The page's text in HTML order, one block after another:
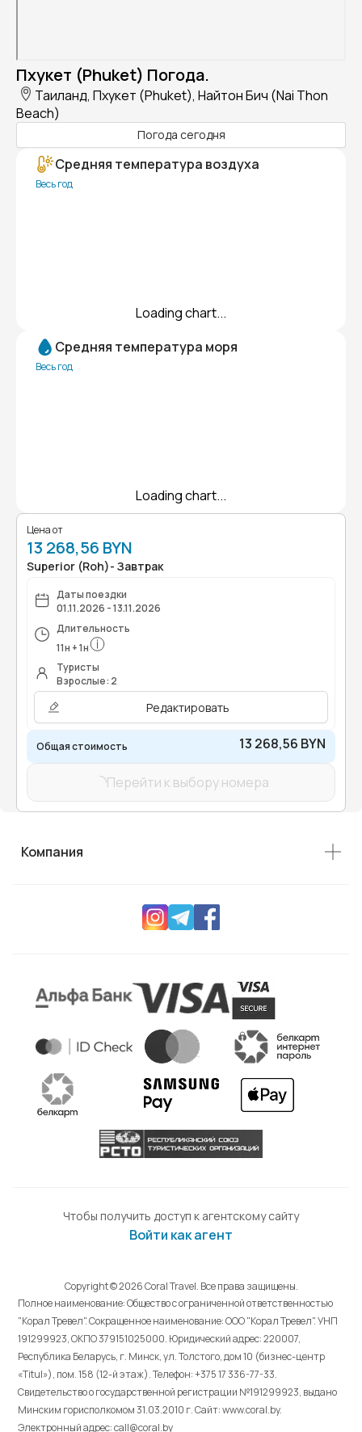
Пхукет (Phuket) Погода.
Таиланд, Пхукет (Phuket), Найтон Бич (Nai Thon
Beach)
Погода сегодня
Средняя температура воздуха
Весь год
Loading chart...
Средняя температура моря
Весь год
Loading chart...
Цена от
13 268,56 BYN
Superior (Roh)- Завтрак
Даты поездки
01.11.2026 - 13.11.2026
Длительность
11н +1н
Туристы
Взрослые: 2
Редактировать
Общая стоимость 13 268,56 BYN
Перейти к выбору номера
Компания
Чтобы получить доступ к агентскому сайту
Войти как агент
Copyright © 2026 Coral Travel. Все права защищены.
Полное наименование: Общество с ограниченной ответственностью
"Корал Тревел". Сокращенное наименование: ООО "Корал Тревел". УНП
191299923, ОКПО 379151025000. Юридический адрес: 220007,
Республика Беларусь, г. Минск, ул. Толстого, дом 10 (бизнес-центр
«Titul»), пом. 158 (12-й этаж). Телефон: +375 17 336-77-33.
Свидетельство о государственной регистрации №191299923, выдано
Минским горисполкомом 31.03.2010 г. Cайт: www.coral.by.
Электронный адрес: call@coral.by